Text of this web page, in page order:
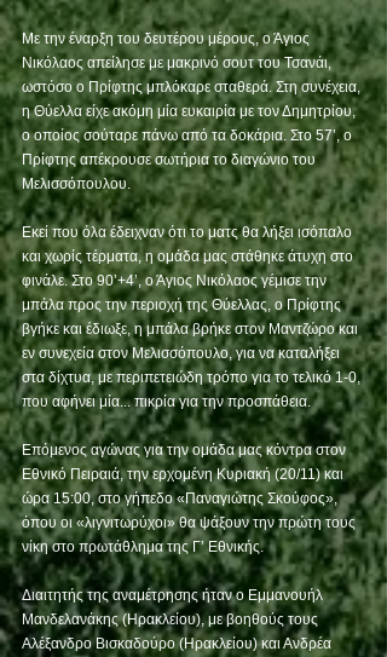
Με την έναρξη του δευτέρου μέρους, ο Άγιος
Νικόλαος απείλησε με μακρινό σουτ του Τσανάι,
ωστόσο ο Πρίφτης μπλόκαρε σταθερά. Στη συνέχεια,
η Θύελλα είχε ακόμη μία ευκαιρία με τον Δημητρίου,
ο οποίος σούταρε πάνω από τα δοκάρια. Στο 57’, ο
Πρίφτης απέκρουσε σωτήρια το διαγώνιο του
Μελισσόπουλου.
Εκεί που όλα έδειχναν ότι το ματς θα λήξει ισόπαλο
και χωρίς τέρματα, η ομάδα μας στάθηκε άτυχη στο
φινάλε. Στο 90’+4’, ο Άγιος Νικόλαος γέμισε την
μπάλα προς την περιοχή της Θύελλας, ο Πρίφτης
βγήκε και έδιωξε, η μπάλα βρήκε στον Μαντζώρο και
εν συνεχεία στον Μελισσόπουλο, για να καταλήξει
στα δίχτυα, με περιπετειώδη τρόπο για το τελικό 1-0,
που αφήνει μία... πικρία για την προσπάθεια.
Επόμενος αγώνας για την ομάδα μας κόντρα στον
Εθνικό Πειραιά, την ερχομένη Κυριακή (20/11) και
ώρα 15:00, στο γήπεδο «Παναγιώτης Σκούφος»,
όπου οι «λιγνιτωρύχοι» θα ψάξουν την πρώτη τους
νίκη στο πρωτάθλημα της Γ’ Εθνικής.
Διαιτητής της αναμέτρησης ήταν ο Εμμανουήλ
Μανδελανάκης (Ηρακλείου), με βοηθούς τους
Αλέξανδρο Βισκαδούρο (Ηρακλείου) και Ανδρέα